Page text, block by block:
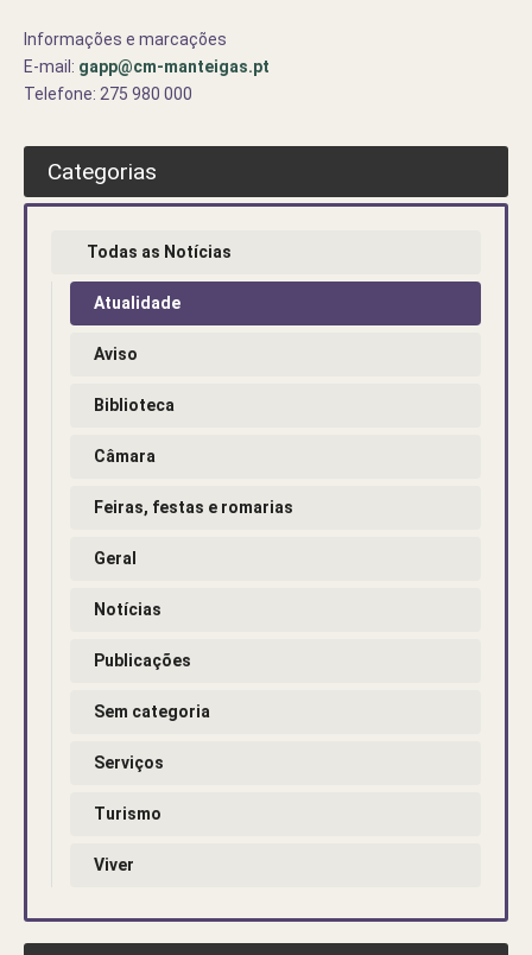
Informações e marcações
E-mail: gapp@cm-manteigas.pt
Telefone: 275 980 000
Categorias
Todas as Notícias
Atualidade
Aviso
Biblioteca
Câmara
Feiras, festas e romarias
Geral
Notícias
Publicações
Sem categoria
Serviços
Turismo
Viver